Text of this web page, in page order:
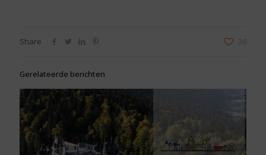
Share 30
Gerelateerde berichten